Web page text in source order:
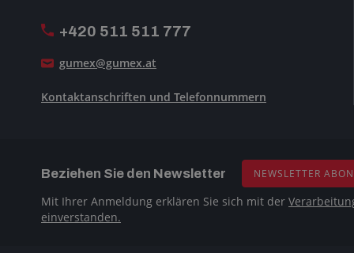
+420 511 511 777
gumex@gumex.at
Kontaktanschriften und Telefonnummern
Beziehen Sie den Newsletter NEWSLETTER
Mit Ihrer Anmeldung erklären Sie sich mit der
einverstanden.